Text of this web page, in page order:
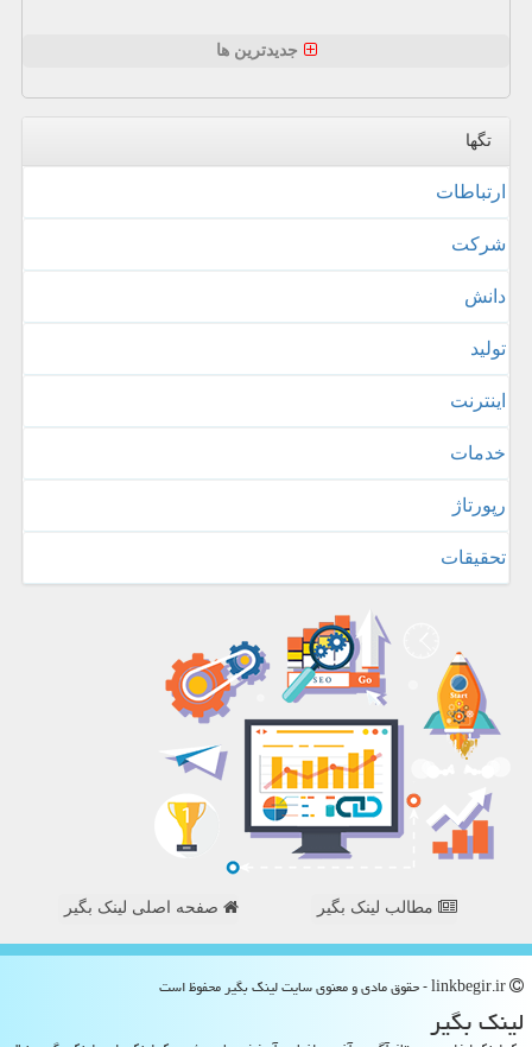
جدیدترین ها
تگها
ارتباطات
شركت
دانش
تولید
اینترنت
خدمات
رپورتاژ
تحقیقات
مطالب لینک بگیر صفحه اصلی لینک بگیر
لینك بگیر